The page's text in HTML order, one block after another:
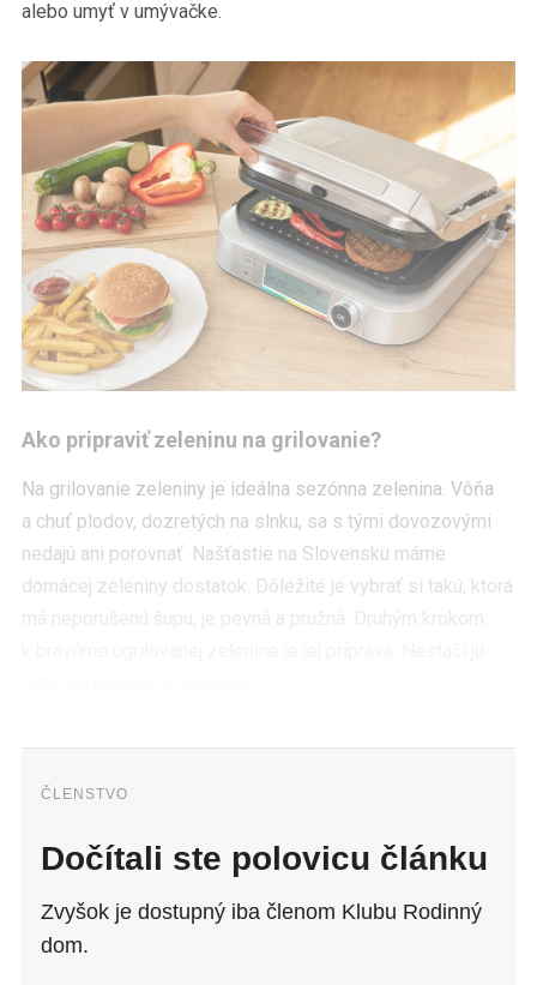
alebo umyť v umývačke.
Ako pripraviť zeleninu na grilovanie?
Na grilovanie zeleniny je ideálna sezónna zelenina. Vôňa
a chuť plodov, dozretých na slnku, sa s tými dovozovými
nedajú ani porovnať. Našťastie na Slovensku máme
domácej zeleniny dostatok. Dôležité je vybrať si takú, ktorá
ČLENSTVO
Dočítali ste polovicu článku
Zvyšok je dostupný iba členom Klubu Rodinný
dom.